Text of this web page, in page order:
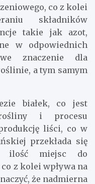
co z kolei
składników
takie jak azot,
w odpowiednich
znaczenie dla
a tym samym
białek, co jest
i procesu
liści, co w
przekłada się
ilość miejsc do
z kolei wpływa na
że nadmierna